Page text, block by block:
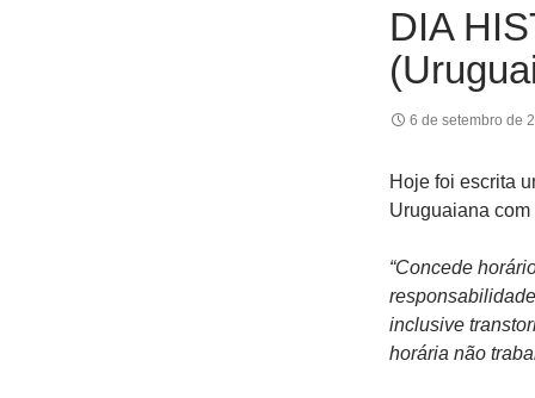
DIA
6 de setembro de
Hoje foi escrita
Uruguaiana
“Concede
inclusive
horária não